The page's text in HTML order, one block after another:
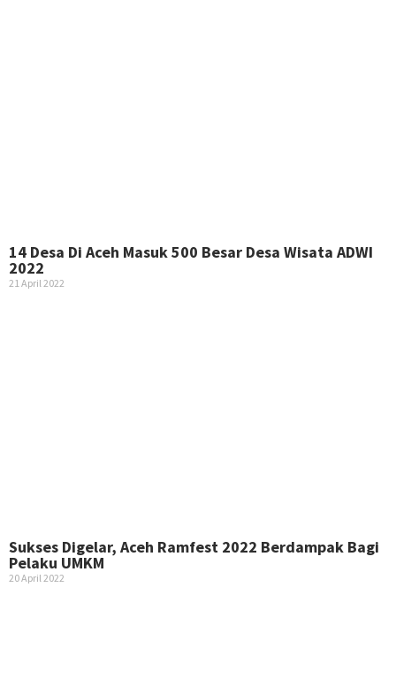
14 Desa Di Aceh Masuk 500 Besar Desa Wisata ADWI
2022
21 April 2022
Sukses Digelar, Aceh Ramfest 2022 Berdampak Bagi
Pelaku UMKM
20 April 2022